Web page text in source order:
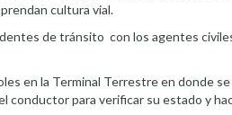
cultura vial.
de tránsito con los agentes
en la Terminal Terrestre en donde
conductor para verificar su estado y